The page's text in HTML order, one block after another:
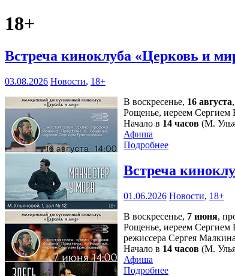
18+
Встреча киноклуба «Церковь и
03.08.2026 Новости, 18+
В воскресенье, 16 августа
Рощенье, иереем Сергием
Начало в 14 часов (М.
Афиша
Подробнее
Встреча
01.06.2026 Новости, 18+
В воскресенье, 7 июня,
Рощенье, иереем Сергием
режиссера Сергея
Начало в 14 часов (М.
Афиша
Подробнее